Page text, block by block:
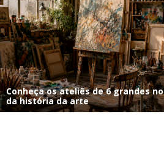
Conheça os ateliês de 6 grandes
da história da arte